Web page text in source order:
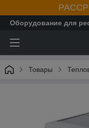
Оборудование для
Товары